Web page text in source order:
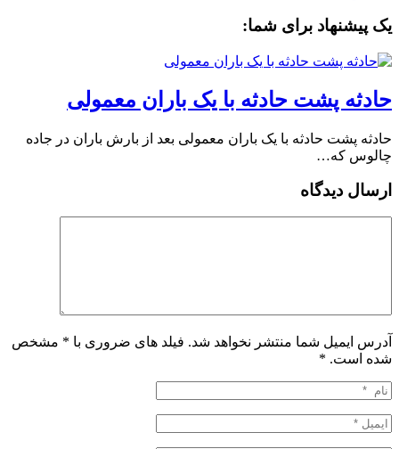
یک پیشنهاد برای شما:
️حادثه پشت حادثه با یک باران معمولی
️حادثه پشت حادثه با یک باران معمولی بعد از بارش باران در جاده
چالوس که…
ارسال دیدگاه
آدرس ایمیل شما منتشر نخواهد شد. فیلد های ضروری با * مشخص
شده است. *